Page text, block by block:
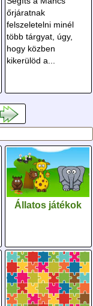
őrjáratnak
felszeletelni minél
több tárgyat, úgy,
hogy közben
kikerülöd a...
Állatos játékok